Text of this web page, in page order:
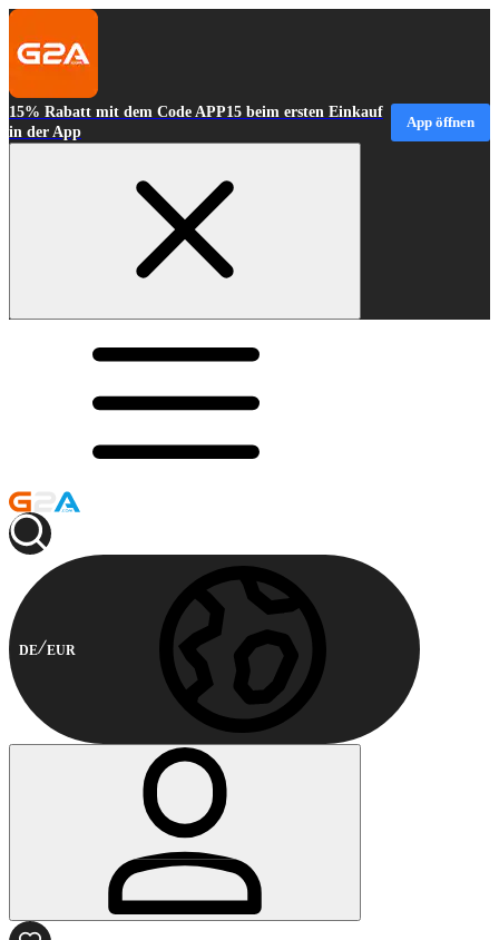
15% Rabatt mit dem Code APP15 beim ersten Einkauf
in der App
App öffnen
DE EUR